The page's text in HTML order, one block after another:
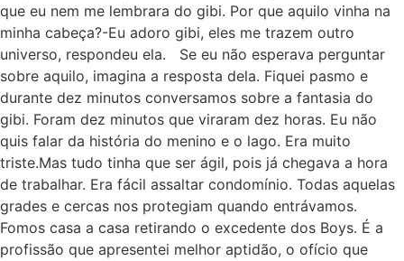
que eu nem me lembrara do gibi. Por que aquilo vinha na
minha cabeça?-Eu adoro gibi, eles me trazem outro
universo, respondeu ela. Se eu não esperava perguntar
sobre aquilo, imagina a resposta dela. Fiquei pasmo e
durante dez minutos conversamos sobre a fantasia do
gibi. Foram dez minutos que viraram dez horas. Eu não
quis falar da história do menino e o lago. Era muito
triste.Mas tudo tinha que ser ágil, pois já chegava a hora
de trabalhar. Era fácil assaltar condomínio. Todas aquelas
grades e cercas nos protegiam quando entrávamos.
Fomos casa a casa retirando o excedente dos Boys. É a
profissão que apresentei melhor aptidão, o ofício que